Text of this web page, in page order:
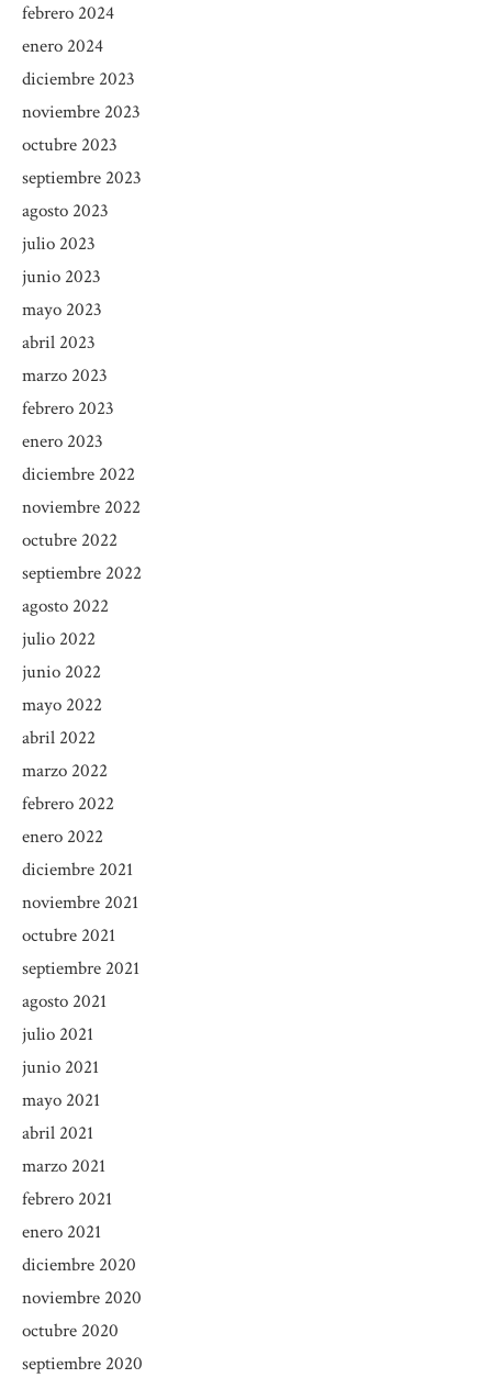
febrero 2024
enero 2024
diciembre 2023
noviembre 2023
octubre 2023
septiembre 2023
agosto 2023
julio 2023
junio 2023
mayo 2023
abril 2023
marzo 2023
febrero 2023
enero 2023
diciembre 2022
noviembre 2022
octubre 2022
septiembre 2022
agosto 2022
julio 2022
junio 2022
mayo 2022
abril 2022
marzo 2022
febrero 2022
enero 2022
diciembre 2021
noviembre 2021
octubre 2021
septiembre 2021
agosto 2021
julio 2021
junio 2021
mayo 2021
abril 2021
marzo 2021
febrero 2021
enero 2021
diciembre 2020
noviembre 2020
octubre 2020
septiembre 2020